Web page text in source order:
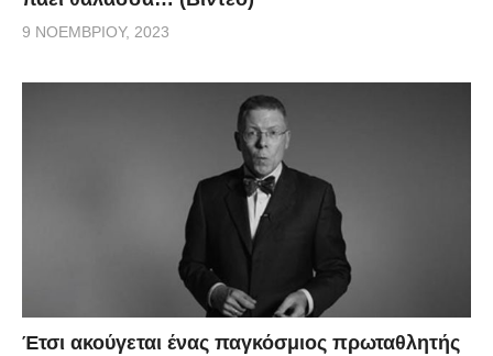
9 ΝΟΕΜΒΡΊΟΥ, 2023
Έτσι ακούγεται ένας παγκόσμιος πρωταθλητής